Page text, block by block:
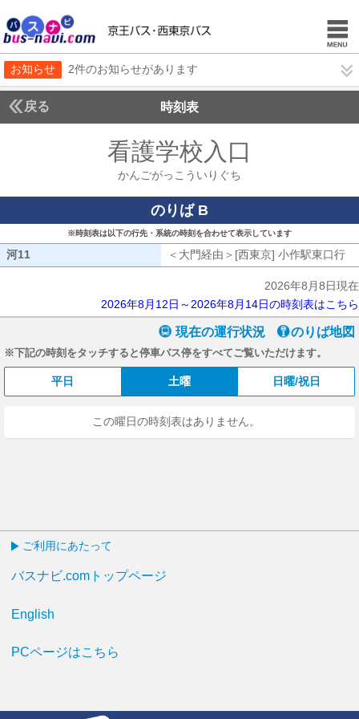
お知らせ 2件のお知らせがあります
戻る 時刻表
看護学校入口
かんごがっこういりぐち
のりば B
※時刻表は以下の行先・系統の時刻を合わせて表示しています
河11 ＜大門経由＞[西東京] 小作駅東口行
2026年8月8日現在
2026年8月12日～2026年8月14日の時刻表はこちら
現在の運行状況 のりば地図
※下記の時刻をタッチすると停車バス停をすべてご覧いただけます。
平日 土曜 日曜/祝日
この曜日の時刻表はありません。
ご利用にあたって
バスナビ.comトップページ
English
PCページはこちら